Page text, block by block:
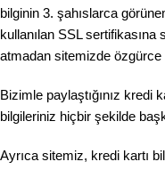
bilginin 3. şahıslarca
kullanılan SSL
atmadan sitemizde özgürce
Bizimle paylaştığınız kredi
bilgileriniz hiçbir şekilde
Ayrıca sitemiz, kredi kartı